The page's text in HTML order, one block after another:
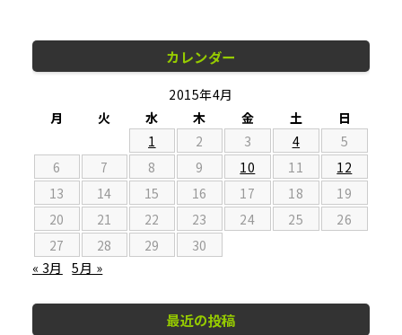
カレンダー
2015年4月
月
火 水 木 金 土
日
1
2 3 4
5
6
7 8 9 10 11
12
13
14 15 16 17 18
19
20
21 22 23 24 25
26
27
28 29
30
« 3月
5月 »
最近の投稿